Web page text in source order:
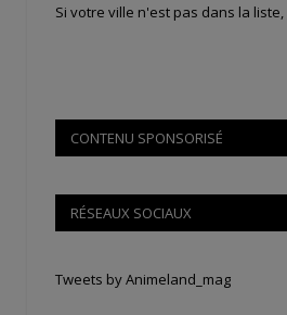
Si votre ville n'est pas dans la liste,
CONTENU SPONSORISÉ
RÉSEAUX SOCIAUX
Tweets by Animeland_mag